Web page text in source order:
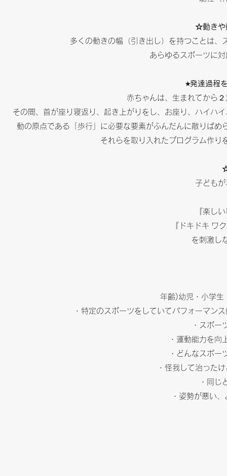
☆動きや
多くの動きの幅（引き出し）を持つことは、
あらゆるスポーツに
⭐︎発達過程
赤ちゃんは、生まれてから
その間、首が座り寝返り、起き上がりをし、お座り、ハイハ
動の原点である「歩行」に必要な要素がふんだんに散りば
それらを取り入れたプログラム作り
子ども
『楽し
『ドキドキ ワ
を刺激し
年齢)幼児・小学生
・特定のスポーツをしていてパフォーマン
・スポー
・運動能力を向
・どんなスポー
・怪我して治った
・同じ
・姿勢が悪い